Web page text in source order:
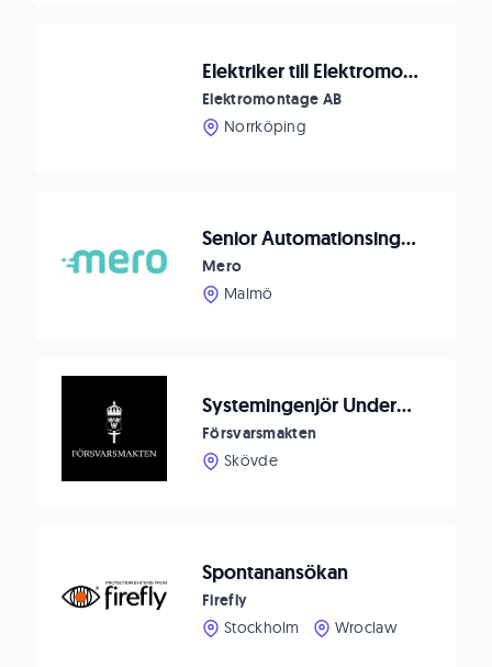
Elektriker till Elektromontage Power
Elektromontage AB
Norrköping
Senior Automationsingenjör till APOCCA
Mero
Malmö
Systemingenjör Underhållsutrustning till Försvarsmaktens logistik
Försvarsmakten
Skövde
Spontanansökan
Firefly
Stockholm
Wroclaw